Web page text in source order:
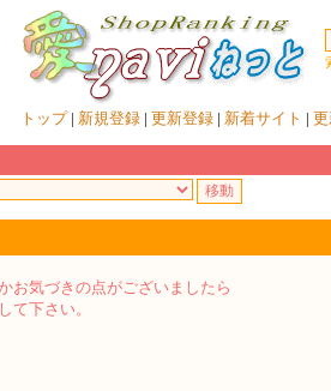
トップ| 新規登録 | 更新登録 | 新着サイト |
お気づきの点がございましたら
て下さい。